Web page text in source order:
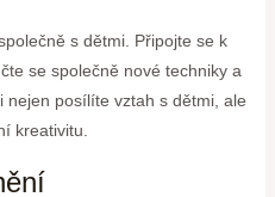
s dětmi. Připojte se k
se společně nové techniky a
posílíte vztah s dětmi, ale
kreativitu.